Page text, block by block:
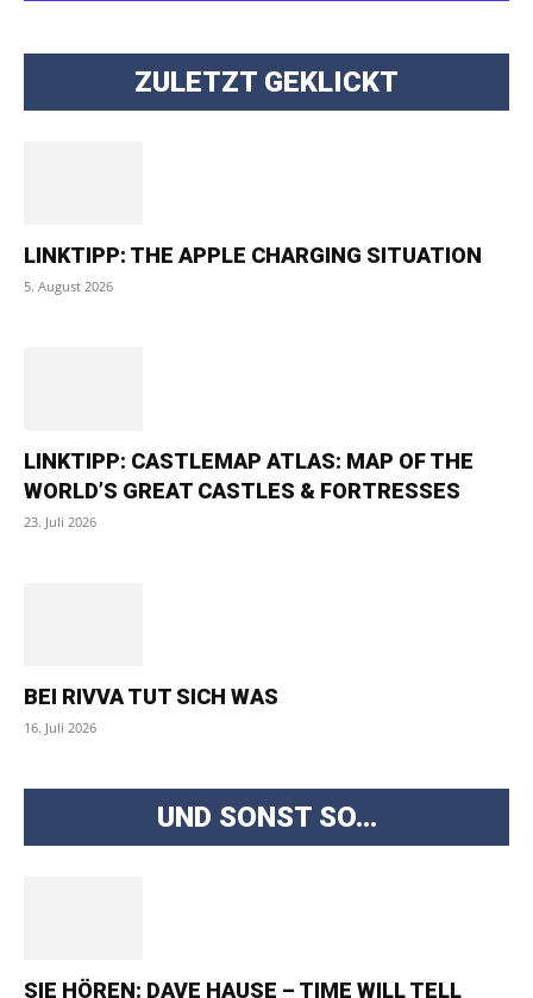
ZULETZT GEKLICKT
LINKTIPP: THE APPLE CHARGING SITUATION
5. August 2026
LINKTIPP: CASTLEMAP ATLAS: MAP OF THE
WORLD’S GREAT CASTLES & FORTRESSES
23. Juli 2026
BEI RIVVA TUT SICH WAS
16. Juli 2026
UND SONST SO...
SIE HÖREN: DAVE HAUSE – TIME WILL TELL